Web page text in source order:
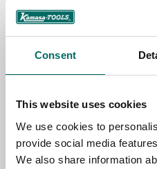
Consent
This website uses cookies
We use cookies to
provide social media
We also share information
Contact us
TOPIC
NAME